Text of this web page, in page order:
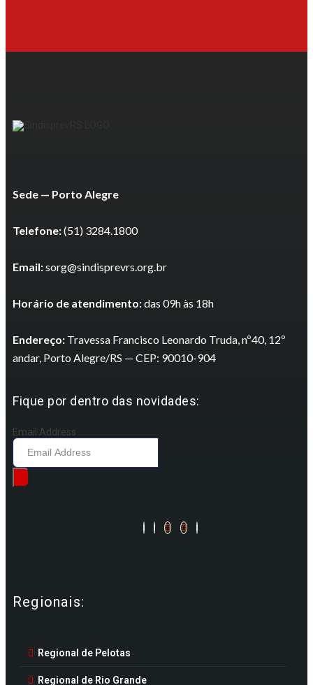
Sede — Porto Alegre
Telefone:(51) 3284.1800
Email:sorg@sindisprevrs.org.br
Horário de atendimento:das 09h às 18h
Endereço: Travessa Francisco Leonardo Truda, nº40, 12º
andar, Porto Alegre/RS — CEP: 90010-904
Fique por dentro das novidades:
Email Address
Regionais:
Regional de Pelotas
Regional de Rio Grande